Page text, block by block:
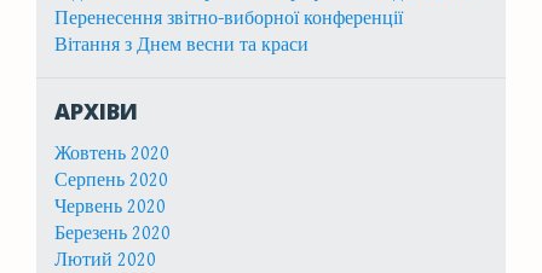
Перенесення звітно-виборної конференції
Вітання з Днем весни та краси
АРХІВИ
Жовтень 2020
Серпень 2020
Червень 2020
Березень 2020
Лютий 2020